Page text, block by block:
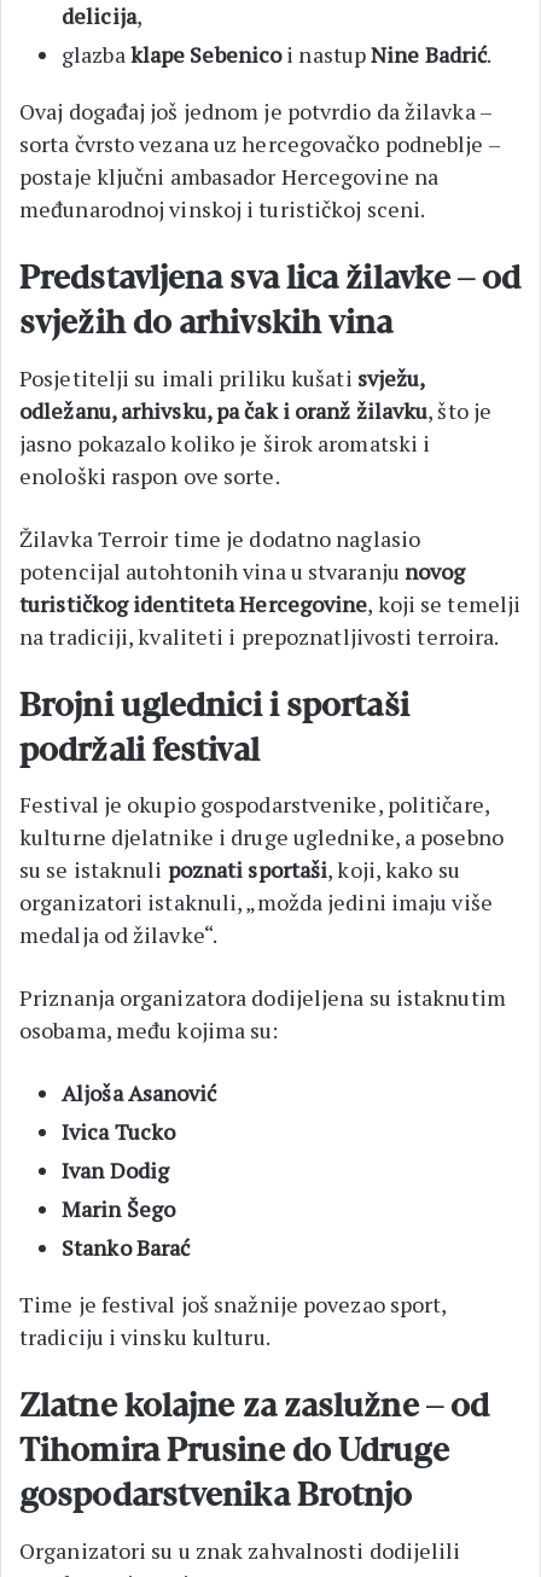
delicija,
glazbaklape Sebenicoi nastupNine Badrić.
Ovaj događaj još jednom je potvrdio da žilavka –
sorta čvrsto vezana uz hercegovačko podneblje –
postaje ključni ambasador Hercegovine na
međunarodnoj vinskoj i turističkoj sceni.
Predstavljena sva lica žilavke – od
svježih do arhivskih vina
Posjetitelji su imali priliku kušati svježu,
odležanu, arhivsku, pa čak i oranž žilavku, što je
jasno pokazalo koliko je širok aromatski i
enološki raspon ove sorte.
Žilavka Terroir time je dodatno naglasio
potencijal autohtonih vina u stvaranju novog
turističkog identiteta Hercegovine, koji se temelji
na tradiciji, kvaliteti i prepoznatljivosti terroira.
Brojni uglednici i sportaši
podržali festival
Festival je okupio gospodarstvenike, političare,
kulturne djelatnike i druge uglednike, a posebno
su se istaknuli poznati sportaši, koji, kako su
organizatori istaknuli, „možda jedini imaju više
medalja od žilavke“.
Priznanja organizatora dodijeljena su istaknutim
osobama, među kojima su:
Aljoša Asanović
Ivica Tucko
Ivan Dodig
Marin Šego
Stanko Barać
Time je festival još snažnije povezao sport,
tradiciju i vinsku kulturu.
Zlatne kolajne za zaslužne – od
Tihomira Prusine do Udruge
gospodarstvenika Brotnjo
Organizatori su u znak zahvalnosti dodijelili